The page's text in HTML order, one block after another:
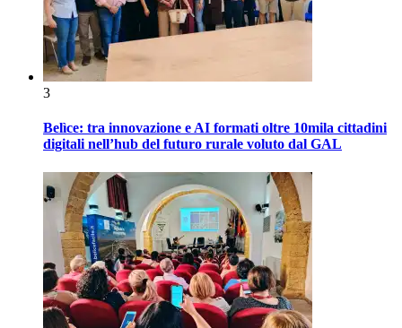
3
Belìce: tra innovazione e AI formati oltre 10mila cittadini
digitali nell’hub del futuro rurale voluto dal GAL